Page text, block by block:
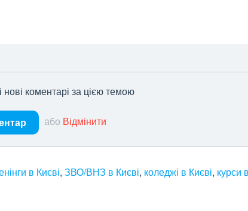
нові коментарі за цією темою
або Відмінити
в Києві, ЗВО/ВНЗ в Києві, коледжі в Києві, курси